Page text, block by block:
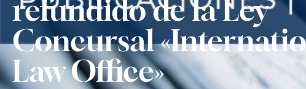
refundido de la Ley
Concursal
Law Office»